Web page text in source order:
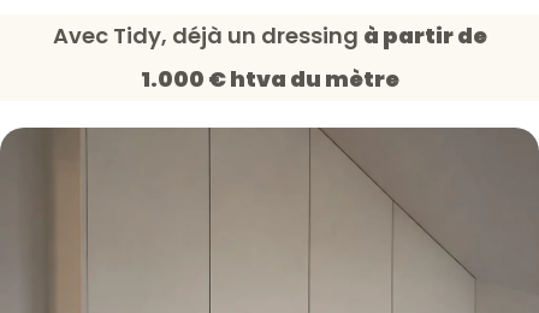
Avec Tidy, déjà un dressing à partir de
1.000 € htva du mètre